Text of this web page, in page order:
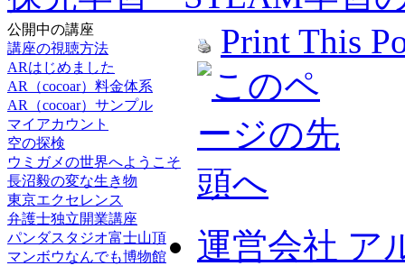
公開中の講座
講座の視聴方法
ARはじめました
AR（cocoar）料金体系
AR（cocoar）サンプル
マイアカウント
空の探検
ウミガメの世界へようこそ
長沼毅の変な生き物
東京エクセレンス
弁護士独立開業講座
パンダスタジオ富士山頂
マンボウなんでも博物館
Print This
運営会社 ア